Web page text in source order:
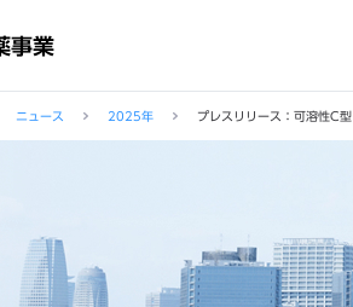
事業
ニュース 2025年 プレスリリース：可溶性C